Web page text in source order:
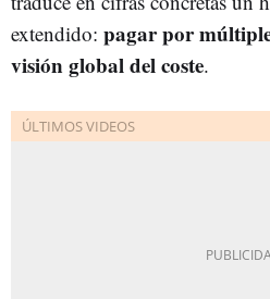
extendido: pagar por
visión global del coste.